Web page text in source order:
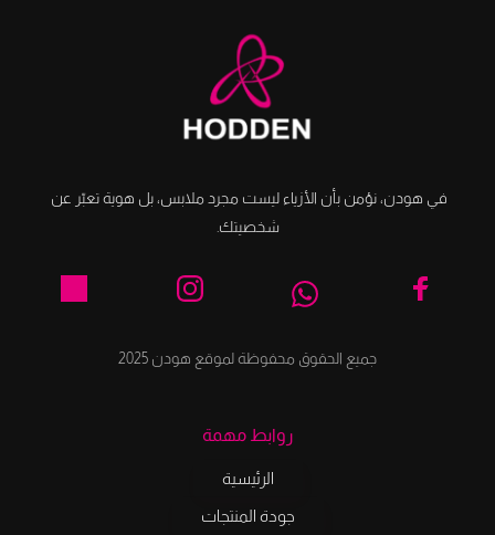
شخصيتك.
جميع الحقوق محفوظة لموقع هودن 2025
روابط مهمة
الرئيسية
جودة المنتجات